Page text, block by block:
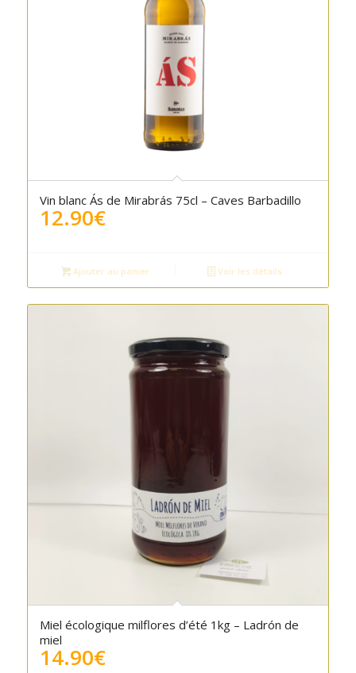
Vin blanc Ás de Mirabrás 75cl – Caves Barbadillo
12.90€
Ajouter au panier Voir les détails
Miel écologique milflores d’été 1kg – Ladrón de
miel
14.90€